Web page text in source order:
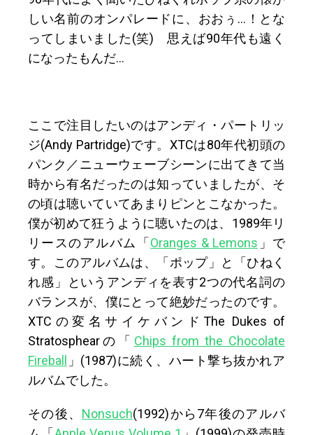
しい名前のオンパレードに、おおぅ…！とな
ってしまいました(笑) 思えば90年代も遠く
になったもんだ…
ここで注目したいのはアンディ・パートリッ
ジ(Andy Partridge)です。XTCは80年代初頭の
パンク／ニューウェーブシーンに出てきて当
時から有名だったのは知っていましたが、そ
の頃は聴いていてあまりピンとこなかった。
僕が初めて狂うように聴いたのは、1989年リ
リースのアルバム「 Oranges & Lemons 」で
す。このアルバムは、「ポップ」と「ひねく
れ感」というアンディを表す2つの代名詞の
バランスが、僕にとって絶妙だったのです。
XTCの変名サイケバンドThe Dukes of
Stratosphearの「 Chips from the Chocolate
Fireball
」(1987)に続く、ハート撃ち抜かれア
ルバムでした。
その後、 Nonsuch(1992)から7年後のアルバ